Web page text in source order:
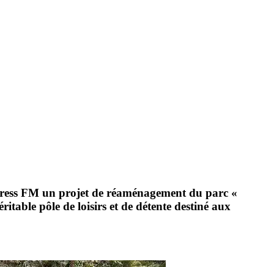
FM un projet de réaménagement du parc «
pôle de loisirs et de détente destiné aux